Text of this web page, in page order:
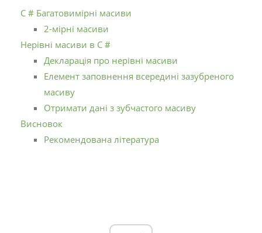
C # Багатовимірні масиви
2-мірні масиви
Нерівні масиви в C #
Декларація про нерівні масиви
Елемент заповнення всередині зазубреного
масиву
Отримати дані з зубчастого масиву
Висновок
Рекомендована література